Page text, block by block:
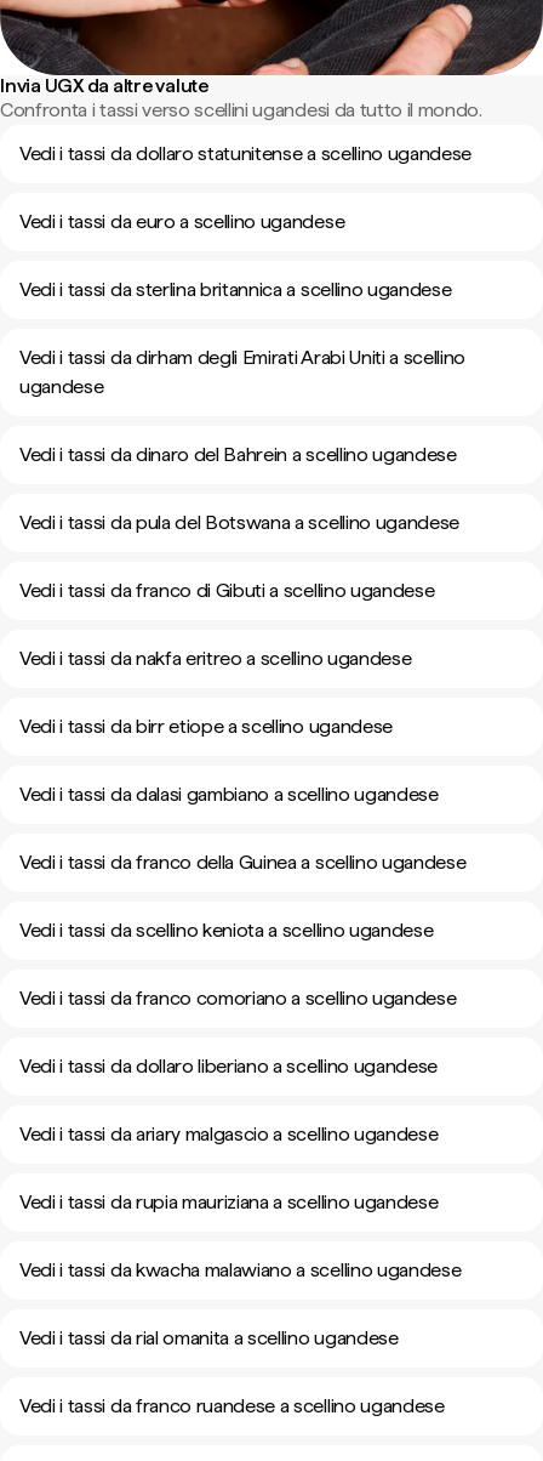
Invia UGX da altre valute
Confronta i tassi verso scellini ugandesi da tutto il mondo.
Vedi i tassi da dollaro statunitense a scellino ugandese
Vedi i tassi da euro a scellino ugandese
Vedi i tassi da sterlina britannica a scellino ugandese
Vedi i tassi da dirham degli Emirati Arabi Uniti a scellino
ugandese
Vedi i tassi da dinaro del Bahrein a scellino ugandese
Vedi i tassi da pula del Botswana a scellino ugandese
Vedi i tassi da franco di Gibuti a scellino ugandese
Vedi i tassi da nakfa eritreo a scellino ugandese
Vedi i tassi da birr etiope a scellino ugandese
Vedi i tassi da dalasi gambiano a scellino ugandese
Vedi i tassi da franco della Guinea a scellino ugandese
Vedi i tassi da scellino keniota a scellino ugandese
Vedi i tassi da franco comoriano a scellino ugandese
Vedi i tassi da dollaro liberiano a scellino ugandese
Vedi i tassi da ariary malgascio a scellino ugandese
Vedi i tassi da rupia mauriziana a scellino ugandese
Vedi i tassi da kwacha malawiano a scellino ugandese
Vedi i tassi da rial omanita a scellino ugandese
Vedi i tassi da franco ruandese a scellino ugandese